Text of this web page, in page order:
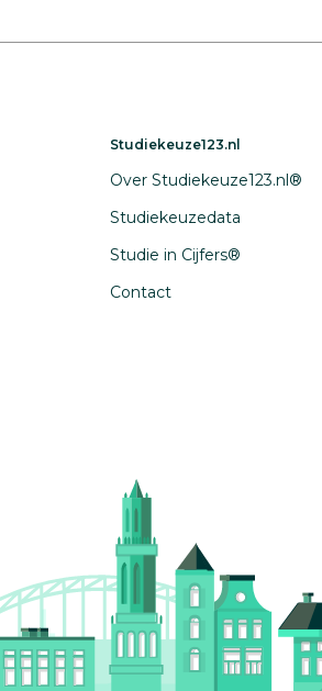
Studiekeuze123.nl
Over Studiekeuze123.nl®
Studiekeuzedata
Studie in Cijfers®
Contact